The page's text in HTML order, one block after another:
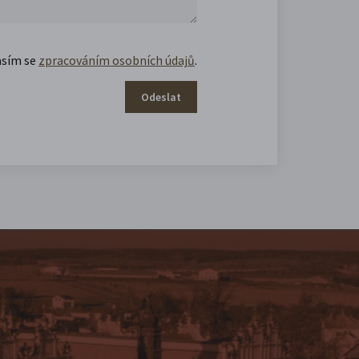
se zpracováním osobních údajů.
Odeslat